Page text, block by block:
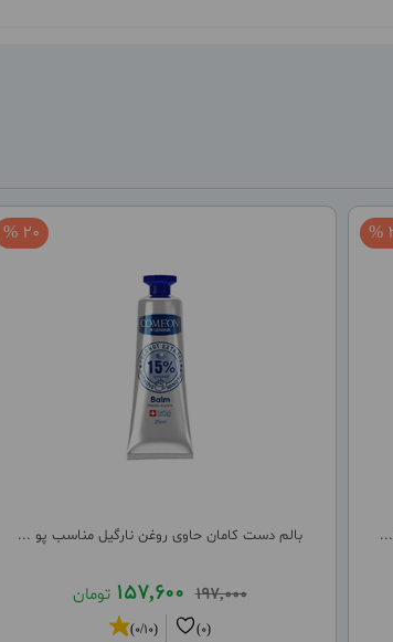
بالم دست کامان حاوی روغن نارگیل مناسب پو ...
197,000
157,600 تومان
20 %
(0)
(0/10)